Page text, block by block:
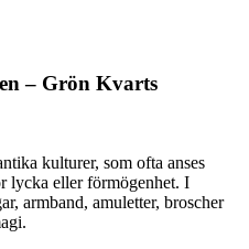
– Grön Kvarts
kulturer, som ofta anses
lycka eller förmögenhet. I
armband, amuletter, broscher